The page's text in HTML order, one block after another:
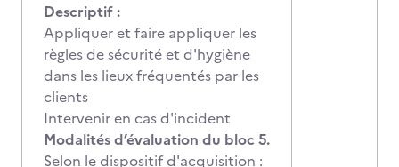
Descriptif :
Appliquer et faire appliquer les
règles de sécurité et d'hygiène
dans les lieux fréquentés par les
clients
Intervenir en cas d'incident
Modalités d’évaluation du bloc 5.
Selon le dispositif d'acquisition :